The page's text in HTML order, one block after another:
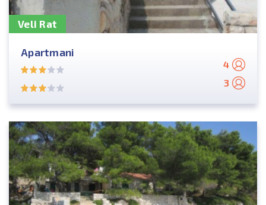
Veli Rat
Apartmani
4
3